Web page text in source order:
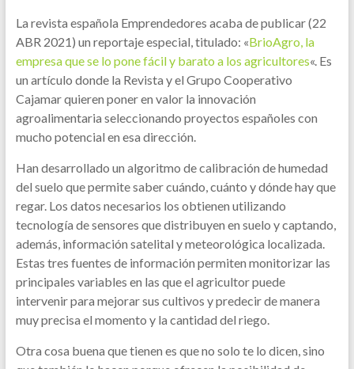
La revista española Emprendedores acaba de publicar (22
ABR 2021) un reportaje especial, titulado: «BrioAgro, la
empresa que se lo pone fácil y barato a los agricultores«. Es
un artículo donde la Revista y el Grupo Cooperativo
Cajamar quieren poner en valor la innovación
agroalimentaria seleccionando proyectos españoles con
mucho potencial en esa dirección.
Han desarrollado un algoritmo de calibración de humedad
del suelo que permite saber cuándo, cuánto y dónde hay que
regar. Los datos necesarios los obtienen utilizando
tecnología de sensores que distribuyen en suelo y captando,
además, información satelital y meteorológica localizada.
Estas tres fuentes de información permiten monitorizar las
principales variables en las que el agricultor puede
intervenir para mejorar sus cultivos y predecir de manera
muy precisa el momento y la cantidad del riego.
Otra cosa buena que tienen es que no solo te lo dicen, sino